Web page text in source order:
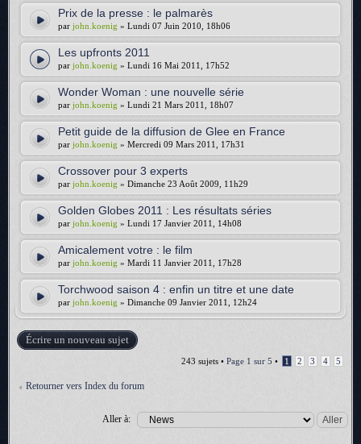
Prix de la presse : le palmarès
par john.koenig » Lundi 07 Juin 2010, 18h06
Les upfronts 2011
par john.koenig » Lundi 16 Mai 2011, 17h52
Wonder Woman : une nouvelle série
par john.koenig » Lundi 21 Mars 2011, 18h07
Petit guide de la diffusion de Glee en France
par john.koenig » Mercredi 09 Mars 2011, 17h31
Crossover pour 3 experts
par john.koenig » Dimanche 23 Août 2009, 11h29
Golden Globes 2011 : Les résultats séries
par john.koenig » Lundi 17 Janvier 2011, 14h08
Amicalement votre : le film
par john.koenig » Mardi 11 Janvier 2011, 17h28
Torchwood saison 4 : enfin un titre et une date
par john.koenig » Dimanche 09 Janvier 2011, 12h24
Écrire un nouveau sujet
243 sujets • Page 1 sur 5 • 1 2 3 4 5
Retourner vers Index du forum
Aller à: